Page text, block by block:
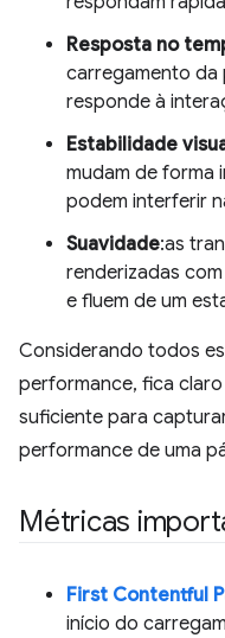
Resposta no
carregamento da
responde à
Estabilidade
mudam de forma
podem interferir
Suavidade:as
renderizadas
e fluem de um
Considerando todos
performance, fica
suficiente para
performance de uma
Métricas
First Contentful
início do